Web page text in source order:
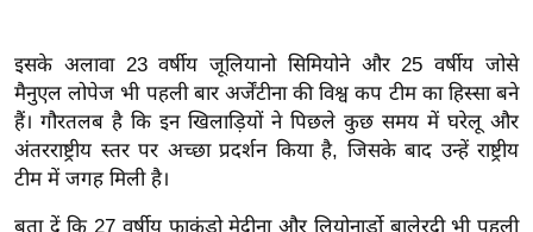
ल
बे
मि
सा
इसके अलावा 23 वर्षीय जूलियानो सिमियोने और 25 वर्षीय जोसे
मैनुएल लोपेज भी पहली बार अर्जेंटीना की विश्व कप टीम का हिस्सा बने
हैं। गौरतलब है कि इन खिलाड़ियों ने पिछले कुछ समय में घरेलू और
अंतरराष्ट्रीय स्तर पर अच्छा प्रदर्शन किया है, जिसके बाद उन्हें राष्ट्रीय
टीम में जगह मिली है।
बता दें कि 27 वर्षीय फाकुंडो मेदीना और लियोनार्डो बालेरदी भी पहली